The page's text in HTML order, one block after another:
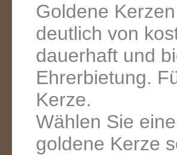
Goldene
deutlich von
dauerhaft und
Ehrerbietung.
Kerze.
Wählen Sie
goldene Kerze